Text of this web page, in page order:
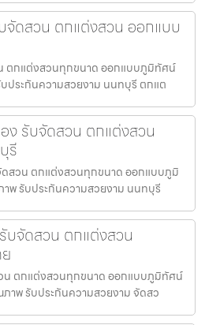
ดสวน ตกแต่งสวน ออกแบบ
ตกแต่งสวนทุกขนาด ออกแบบภูมิทัศน์
ประกันความสวยงาม นนทบุรี ตกแต
ง รับจัดสวน ตกแต่งสวน
รี
สวน ตกแต่งสวนทุกขนาด ออกแบบภูมิ
พ รับประกันความสวยงาม นนทบุรี
บจัดสวน ตกแต่งสวน
น ตกแต่งสวนทุกขนาด ออกแบบภูมิทัศน์
าพ รับประกันความสวยงาม จัดสว